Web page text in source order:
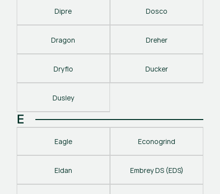
Dipre Dosco
Dragon Dreher
Dryflo Ducker
Dusley
E
Eagle Econogrind
Eldan Embrey DS (EDS)